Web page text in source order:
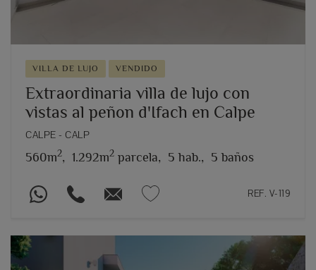
VILLA DE LUJO VENDIDO
Extraordinaria villa de lujo con
vistas al peñon d'Ifach en Calpe
CALPE - CALP
560m2, 1.292m2 parcela, 5 hab., 5 baños
REF. V-119